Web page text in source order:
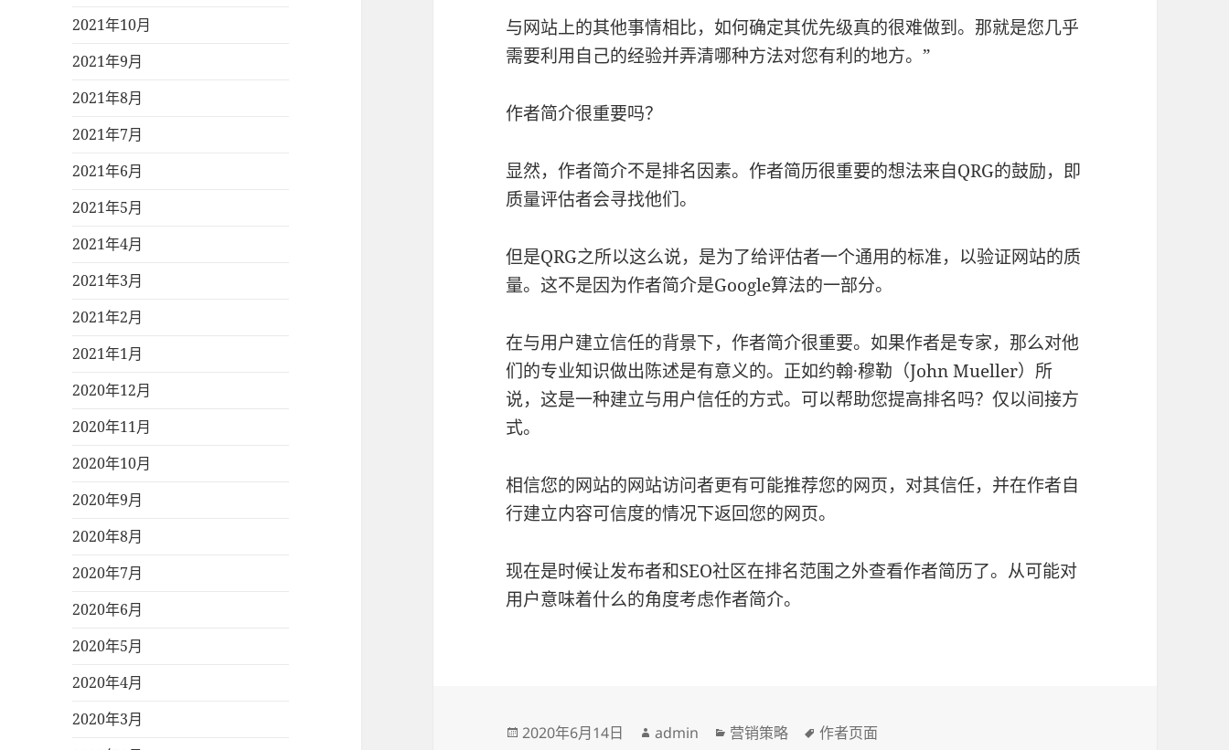
2021年10月
2021年9月
2021年8月
2021年7月
2021年6月
2021年5月
2021年4月
2021年3月
2021年2月
2021年1月
2020年12月
2020年11月
2020年10月
2020年9月
2020年8月
2020年7月
2020年6月
2020年5月
2020年4月
2020年3月
与网站上的其他事情相比，如何确定其优先级真的很难做到。那就是您几乎
需要利用自己的经验并弄清哪种方法对您有利的地方。”
作者简介很重要吗？
显然，作者简介不是排名因素。作者简历很重要的想法来自QRG的鼓励，即
质量评估者会寻找他们。
但是QRG之所以这么说，是为了给评估者一个通用的标准，以验证网站的质
量。这不是因为作者简介是Google算法的一部分。
在与用户建立信任的背景下，作者简介很重要。如果作者是专家，那么对他
们的专业知识做出陈述是有意义的。正如约翰·穆勒（John Mueller）所
说，这是一种建立与用户信任的方式。可以帮助您提高排名吗？仅以间接方
式。
相信您的网站的网站访问者更有可能推荐您的网页，对其信任，并在作者自
行建立内容可信度的情况下返回您的网页。
现在是时候让发布者和SEO社区在排名范围之外查看作者简历了。从可能对
用户意味着什么的角度考虑作者简介。
发
2020年6月14日
作
admin
分
营销策略
标
作者页面